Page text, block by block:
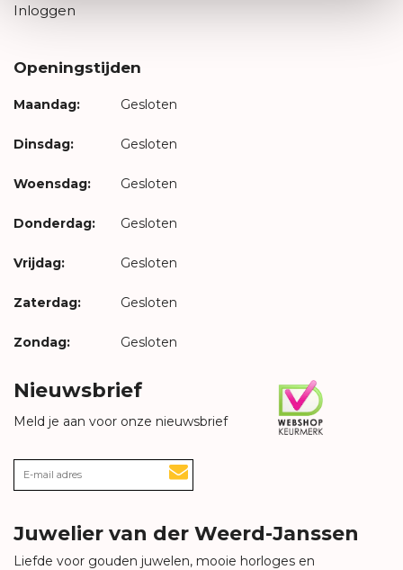
Inloggen
Openingstijden
Maandag: Gesloten
Dinsdag: Gesloten
Woensdag: Gesloten
Donderdag: Gesloten
Vrijdag: Gesloten
Zaterdag: Gesloten
Zondag: Gesloten
Nieuwsbrief
Meld je aan voor onze nieuwsbrief
Juwelier van der Weerd-Janssen
Liefde voor gouden juwelen, mooie horloges en